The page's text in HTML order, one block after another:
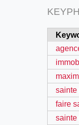
sainte
faire
sainte